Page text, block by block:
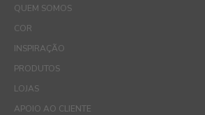
QUEM SOMOS
COR
INSPIRAÇÃO
PRODUTOS
LOJAS
APOIO AO CLIENTE